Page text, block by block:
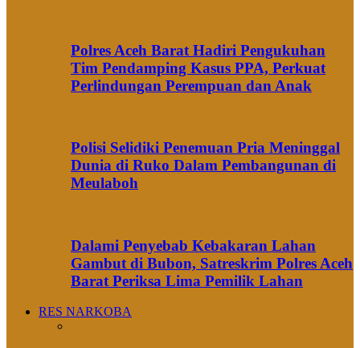
Polres Aceh Barat Hadiri Pengukuhan
Tim Pendamping Kasus PPA, Perkuat
Perlindungan Perempuan dan Anak
Polisi Selidiki Penemuan Pria Meninggal
Dunia di Ruko Dalam Pembangunan di
Meulaboh
Dalami Penyebab Kebakaran Lahan
Gambut di Bubon, Satreskrim Polres Aceh
Barat Periksa Lima Pemilik Lahan
RES NARKOBA